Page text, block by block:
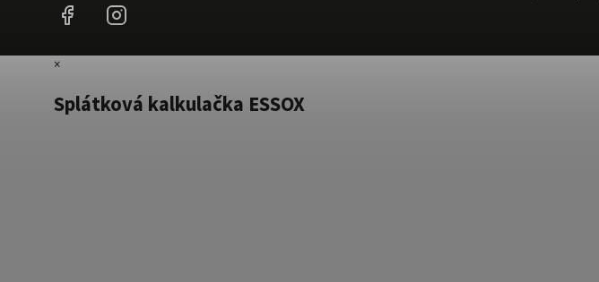
Facebook
×
Splátková kalkulačka ESSOX